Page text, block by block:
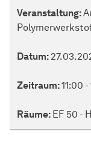
Veranstaltung:
Datum:
Zeitraum:11:00
Räume: EF 50 -